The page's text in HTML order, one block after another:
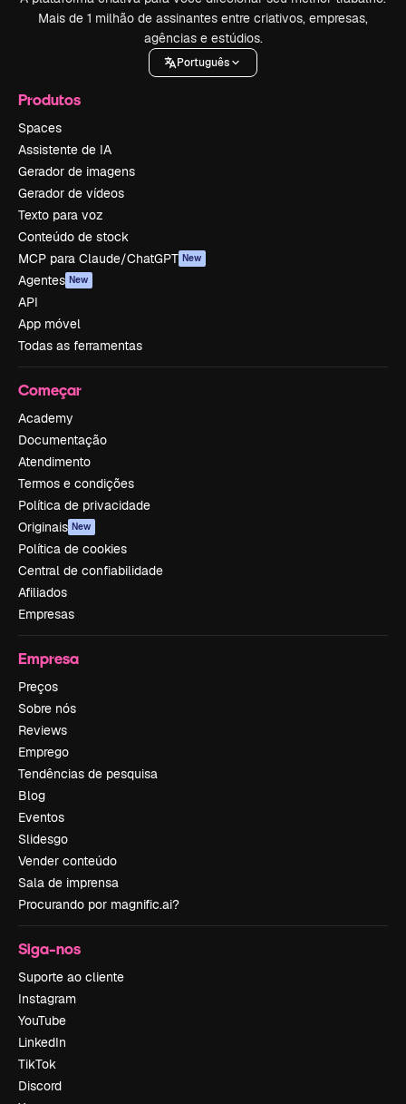
Mais de 1 milhão de assinantes entre criativos, empresas,
agências e estúdios.
Português
Produtos
Spaces
Assistente de IA
Gerador de imagens
Gerador de vídeos
Texto para voz
Conteúdo de stock
MCP para Claude/ChatGPT New
Agentes New
API
App móvel
Todas as ferramentas
Começar
Academy
Documentação
Atendimento
Termos e condições
Política de privacidade
Originais New
Política de cookies
Central de confiabilidade
Afiliados
Empresas
Empresa
Preços
Sobre nós
Reviews
Emprego
Tendências de pesquisa
Blog
Eventos
Slidesgo
Vender conteúdo
Sala de imprensa
Procurando por magnific.ai?
Siga-nos
Suporte ao cliente
Instagram
YouTube
LinkedIn
TikTok
Discord